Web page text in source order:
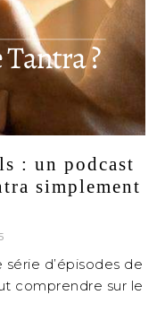
: un podcast
simplement
d’épisodes de
comprendre sur le